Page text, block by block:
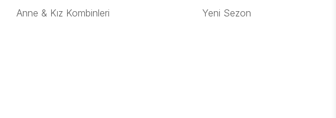
Anne & Kız Kombinleri Yeni Sezon